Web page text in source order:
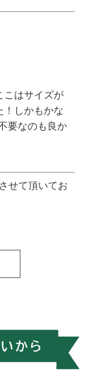
こはサイズが
！しかもかな
要なのも良か